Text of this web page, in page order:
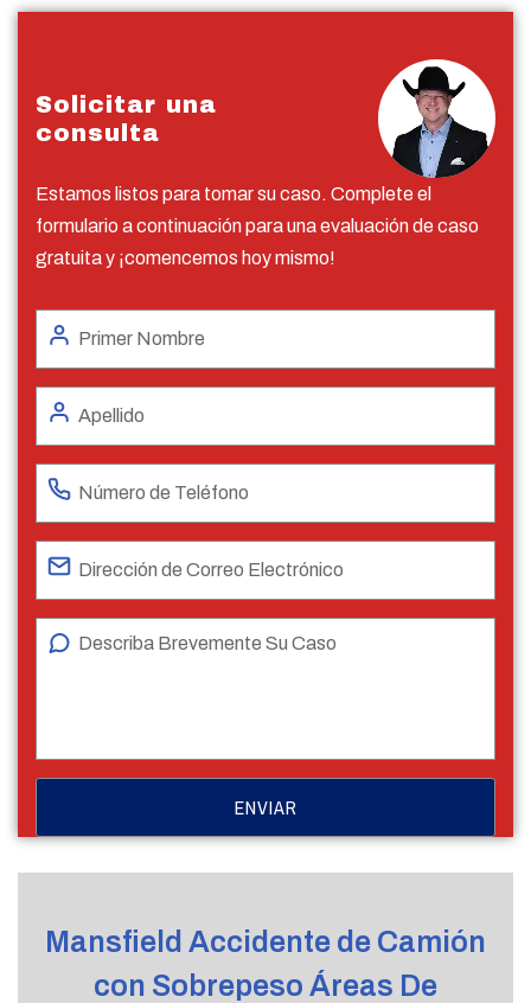
Solicitar una
consulta
Estamos listos para tomar su caso. Complete el
formulario a continuación para una evaluación de caso
gratuita y ¡comencemos hoy mismo!
Mansfield Accidente de Camión
con Sobrepeso Áreas De